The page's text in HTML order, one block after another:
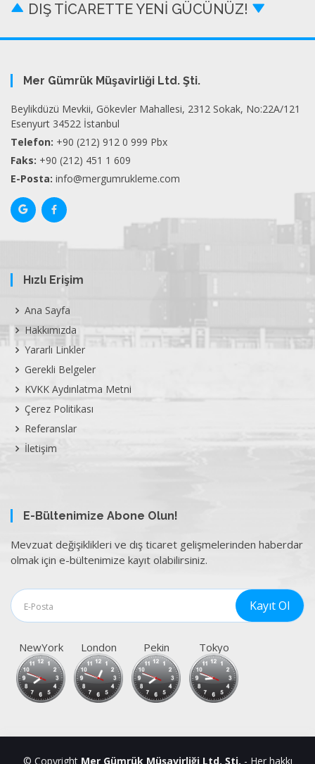
DIŞ TİCARETTE YENİ GÜCÜNÜZ!
Mer Gümrük Müşavirliği Ltd. Şti.
Beylikdüzü Mevkii, Gökevler Mahallesi, 2312 Sokak, No:22A/121
Esenyurt 34522 İstanbul
Telefon: +90 (212) 912 0 999 Pbx
Faks: +90 (212) 451 1 609
E-Posta: info@mergumrukleme.com
Hızlı Erişim
Ana Sayfa
Hakkımızda
Yararlı Linkler
Gerekli Belgeler
KVKK Aydınlatma Metni
Çerez Politikası
Referanslar
İletişim
E-Bültenimize Abone Olun!
Mevzuat değişiklikleri ve dış ticaret gelişmelerinden haberdar
olmak için e-bültenimize kayıt olabilirsiniz.
NewYork London Pekin Tokyo
© Copyright Mer Gümrük Müşavirliği Ltd. Şti. - Her hakkı